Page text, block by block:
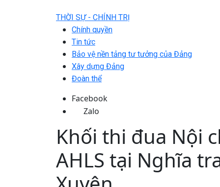
THỜI SỰ - CHÍNH TRỊ
Chính quyền
Tin tức
Bảo vệ nền tảng tư tưởng của Đảng
Xây dựng Đảng
Đoàn thể
Facebook
Zalo
Khối thi đua Nội
AHLS tại Nghĩa